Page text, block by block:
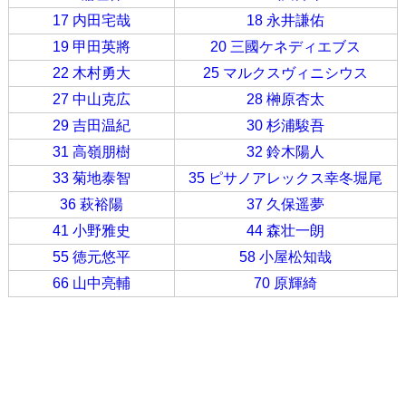
17 内田宅哉
18 永井謙佑
19 甲田英將
20 三國ケネディエブス
22 木村勇大
25 マルクスヴィニシウス
27 中山克広
28 榊原杏太
29 吉田温紀
30 杉浦駿吾
31 高嶺朋樹
32 鈴木陽人
33 菊地泰智
35 ピサノアレックス幸冬堀尾
36 萩裕陽
37 久保遥夢
41 小野雅史
44 森壮一朗
55 徳元悠平
58 小屋松知哉
66 山中亮輔
70 原輝綺